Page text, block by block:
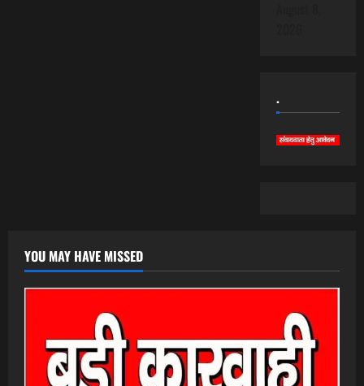
.
YOU MAY HAVE MISSED